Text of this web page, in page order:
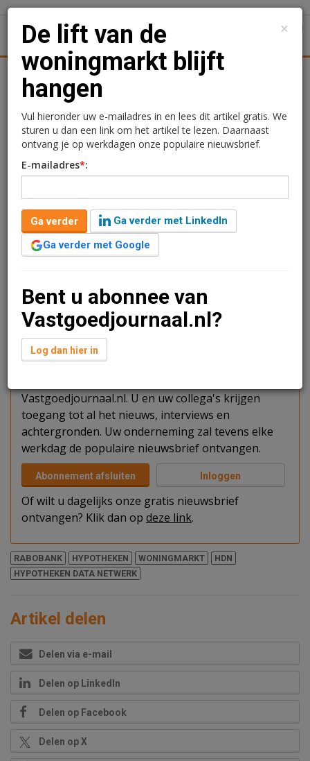
Nieuws Uitgelicht Woningmarkt
De lift van de
woningmarkt blijft
hangen
Charlotte Bijenveld
9 november 2015 om 09:32
11 jaar geleden aangepast
1 minuut leestijd
Hoewel er eerder dit jaar nog een spectaculaire
de cijfers van Hypotheken Data Netwerk zien.
Verder lezen?
U kunt het artikel niet volledig lezen omdat u nog
Vastgoedjournaal.nl. U en uw collega's krijgen
toegang tot al het nieuws, interviews en
achtergronden. Uw onderneming zal tevens elke
werkdag de populaire nieuwsbrief ontvangen.
Abonnement afsluiten Inloggen
Of wilt u dagelijks onze gratis nieuwsbrief
ontvangen? Klik dan op deze link.
RABOBANK HYPOTHEKEN WONINGMARKT
HDN
HYPOTHEKEN DATA NETWERK
Artikel delen
Delen via e-mail
Delen op LinkedIn
Delen op Facebook
Delen op X
×
De lift van de
woningmarkt blijft
hangen
Vul hieronder uw e-mailadres in en lees dit artikel gratis. We
sturen u dan een link om het artikel te lezen. Daarnaast
ontvang je op werkdagen onze populaire nieuwsbrief.
E-mailadres*:
Ga verder
Ga verder met LinkedIn
Ga verder met Google
Bent u abonnee van
Vastgoedjournaal.nl?
Log dan hier in